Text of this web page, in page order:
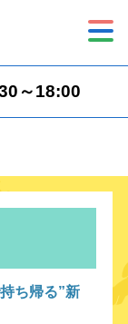
～18:00
ち帰る”新